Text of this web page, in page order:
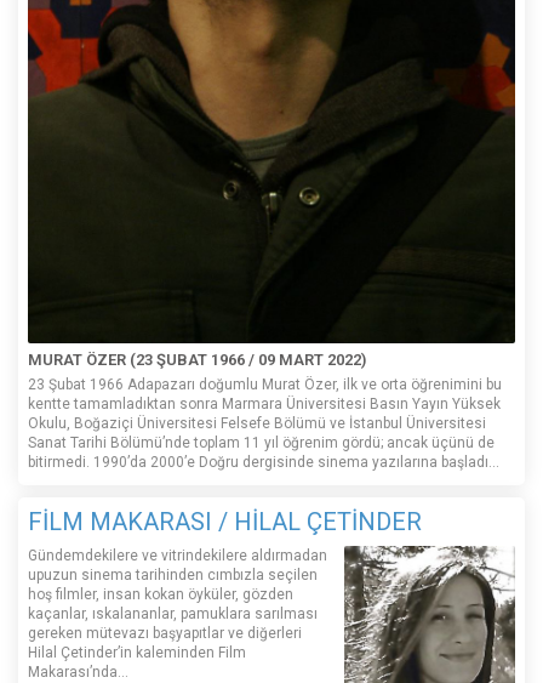
MURAT ÖZER (23 ŞUBAT 1966 / 09 MART 2022)
23 Şubat 1966 Adapazarı doğumlu Murat Özer, ilk ve orta öğrenimini bu
kentte tamamladıktan sonra Marmara Üniversitesi Basın Yayın Yüksek
Okulu, Boğaziçi Üniversitesi Felsefe Bölümü ve İstanbul Üniversitesi
Sanat Tarihi Bölümü’nde toplam 11 yıl öğrenim gördü; ancak üçünü de
bitirmedi. 1990’da 2000’e Doğru dergisinde sinema yazılarına başladı...
FİLM MAKARASI / HİLAL ÇETİNDER
Gündemdekilere ve vitrindekilere aldırmadan
upuzun sinema tarihinden cımbızla seçilen
hoş filmler, insan kokan öyküler, gözden
kaçanlar, ıskalananlar, pamuklara sarılması
gereken mütevazı başyapıtlar ve diğerleri
Hilal Çetinder’in kaleminden Film
Makarası’nda…